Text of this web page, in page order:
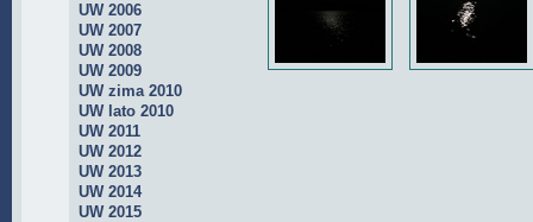
UW 2006
UW 2007
UW 2008
UW 2009
UW zima 2010
UW lato 2010
UW 2011
UW 2012
UW 2013
UW 2014
UW 2015